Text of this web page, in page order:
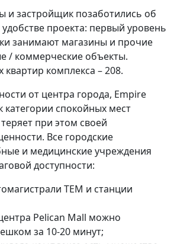
и застройщик позаботились об
проекта: первый уровень
занимают магазины и прочие
/ коммерческие объекты.
комплекса – 208.
от центра города, Empire
категории спокойных мест
при этом своей
Все городские
и медицинские учреждения
доступности:
TEM и станции
Pelican Mall можно
за 10-20 минут;